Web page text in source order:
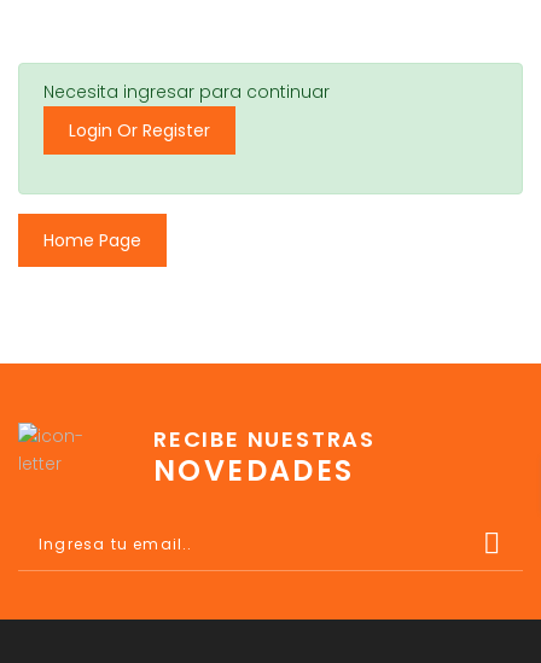
Necesita ingresar para continuar
Login Or Register
Home Page
RECIBE NUESTRAS
NOVEDADES